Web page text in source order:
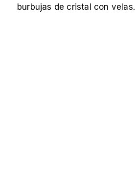
burbujas de cristal con velas.